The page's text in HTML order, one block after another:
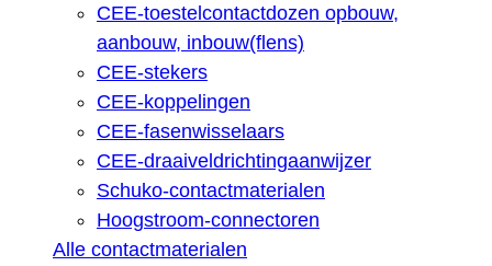
CEE-toestelcontactdozen opbouw,
aanbouw, inbouw(flens)
CEE-stekers
CEE-koppelingen
CEE-fasenwisselaars
CEE-draaiveldrichtingaanwijzer
Schuko-contactmaterialen
Hoogstroom-connectoren
Alle contactmaterialen